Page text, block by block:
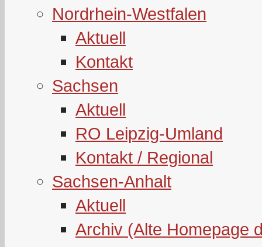
Nordrhein-Westfalen
Aktuell
Kontakt
Sachsen
Aktuell
RO Leipzig-Umland
Kontakt / Regional
Sachsen-Anhalt
Aktuell
Archiv (Alte Homepage